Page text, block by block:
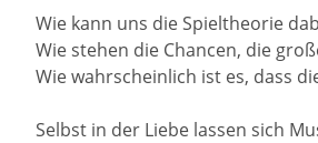
Wie kann uns die Spieltheorie
Wie stehen die Chancen, die
Wie wahrscheinlich ist es, dass
Selbst in der Liebe lassen sich